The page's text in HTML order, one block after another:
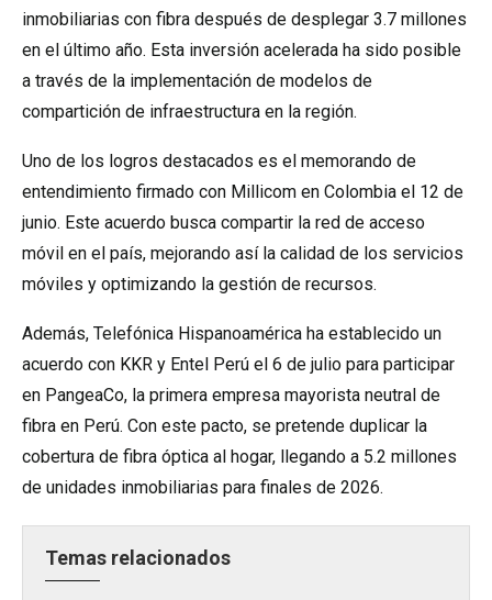
inmobiliarias con fibra después de desplegar 3.7 millones
en el último año. Esta inversión acelerada ha sido posible
a través de la implementación de modelos de
compartición de infraestructura en la región.
Uno de los logros destacados es el memorando de
entendimiento firmado con Millicom en Colombia el 12 de
junio. Este acuerdo busca compartir la red de acceso
móvil en el país, mejorando así la calidad de los servicios
móviles y optimizando la gestión de recursos.
Además, Telefónica Hispanoamérica ha establecido un
acuerdo con KKR y Entel Perú el 6 de julio para participar
en PangeaCo, la primera empresa mayorista neutral de
fibra en Perú. Con este pacto, se pretende duplicar la
cobertura de fibra óptica al hogar, llegando a 5.2 millones
de unidades inmobiliarias para finales de 2026.
Temas relacionados